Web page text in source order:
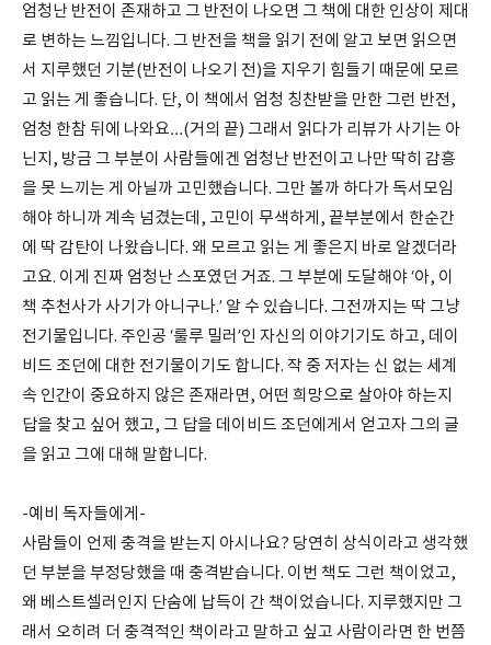
엄청난 반전이 존재하고 그 반전이 나오면 그 책에 대한 인상이 제대
로 변하는 느낌입니다. 그 반전을 책을 읽기 전에 알고 보면 읽으면
서 지루했던 기분(반전이 나오기 전)을 지우기 힘들기 때문에 모르
고 읽는 게 좋습니다. 단, 이 책에서 엄청 칭찬받을 만한 그런 반전,
엄청 한참 뒤에 나와요…(거의 끝) 그래서 읽다가 리뷰가 사기는 아
닌지, 방금 그 부분이 사람들에겐 엄청난 반전이고 나만 딱히 감흥
을 못 느끼는 게 아닐까 고민했습니다. 그만 볼까 하다가 독서모임
해야 하니까 계속 넘겼는데, 고민이 무색하게, 끝부분에서 한순간
에 딱 감탄이 나왔습니다. 왜 모르고 읽는 게 좋은지 바로 알겠더라
고요. 이게 진짜 엄청난 스포였던 거죠. 그 부분에 도달해야 ‘아, 이
책 추천사가 사기가 아니구나.’ 알 수 있습니다. 그전까지는 딱 그냥
전기물입니다. 주인공 ‘룰루 밀러’인 자신의 이야기기도 하고, 데이
비드 조던에 대한 전기물이기도 합니다. 작 중 저자는 신 없는 세계
속 인간이 중요하지 않은 존재라면, 어떤 희망으로 살아야 하는지
답을 찾고 싶어 했고, 그 답을 데이비드 조던에게서 얻고자 그의 글
을 읽고 그에 대해 말합니다.
-예비 독자들에게-
사람들이 언제 충격을 받는지 아시나요? 당연히 상식이라고 생각했
던 부분을 부정당했을 때 충격받습니다. 이번 책도 그런 책이었고,
왜 베스트셀러인지 단숨에 납득이 간 책이었습니다. 지루했지만 그
래서 오히려 더 충격적인 책이라고 말하고 싶고 사람이라면 한 번쯤